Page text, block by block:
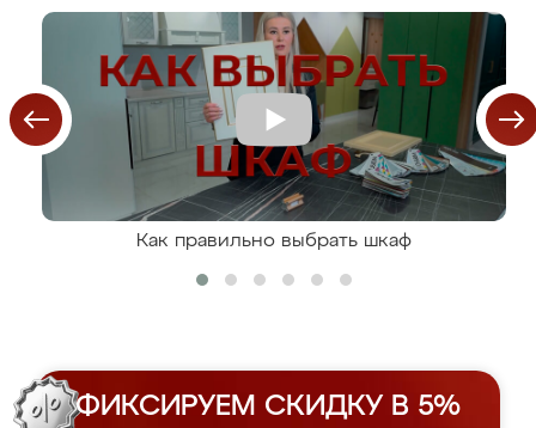
Как правильно выбрать шкаф
ФИКСИРУЕМ СКИДКУ В 5%